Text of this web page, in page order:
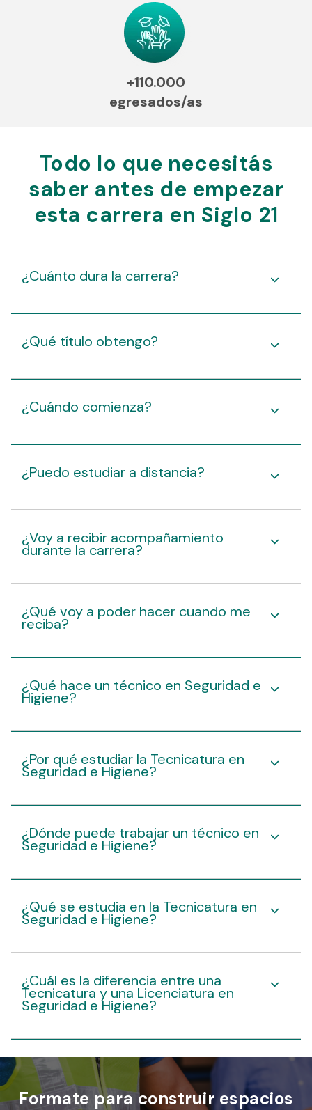
+110.000
egresados/as
Todo lo que necesitás
saber antes de empezar
esta carrera en Siglo 21
¿Cuánto dura la carrera?
¿Qué título obtengo?
¿Cuándo comienza?
¿Puedo estudiar a distancia?
¿Voy a recibir acompañamiento
durante la carrera?
¿Qué voy a poder hacer cuando me
reciba?
¿Qué hace un técnico en Seguridad e
Higiene?
¿Por qué estudiar la Tecnicatura en
Seguridad e Higiene?
¿Dónde puede trabajar un técnico en
Seguridad e Higiene?
¿Qué se estudia en la Tecnicatura en
Seguridad e Higiene?
¿Cuál es la diferencia entre una
Tecnicatura y una Licenciatura en
Seguridad e Higiene?
Formate para construir espacios